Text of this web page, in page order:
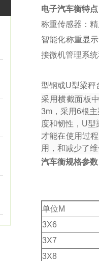
电子汽车衡特点
称重传感器：
智能化称重显
接微机管理系统
型钢或U型梁秤
采用横截面板
3m ，采用6根
度和韧性， U型
才能在使用过
用，和减少了维
汽车衡规格参数
单位M
3X6
3X7
3X8